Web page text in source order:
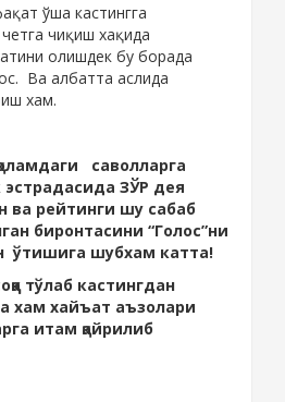
ўша кастингга
чиқиш хақида
олишдек бу борада
Ва албатта аслида
хам.
саволларга
ЗЎР дея
ва рейтинги шу сабаб
биронтасини “Голос”ни
ўтишига шубхам катта!
тўлаб кастингдан
хам хайъат аъзолари
итам қайрилиб